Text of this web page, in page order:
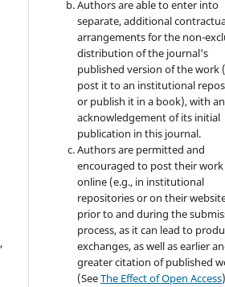
Authors are able to enter into
separate, additional
arrangements for the non-
distribution of the journal's
published version of the work
post it to an institutional
or publish it in a book), with an
acknowledgement of its initial
publication in this journal.
Authors are permitted and
encouraged to post their work
online (e.g., in institutional
repositories or on their
prior to and during the
process, as it can lead to
exchanges, as well as earlier
greater citation of published
(SeeThe Effect of Open Access